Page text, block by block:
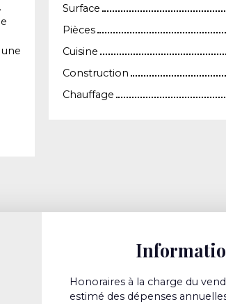
Surface
Pièces
Cuisine
Construction
Chauffage
Honoraires à la charge du
estimé des dépenses